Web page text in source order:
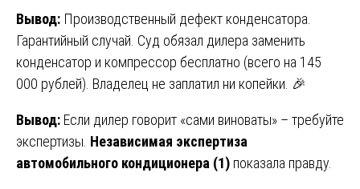
Вывод: Производственный дефект конденсатора.
Гарантийный случай. Суд обязал дилера заменить
конденсатор и компрессор бесплатно (всего на 145
000 рублей). Владелец не заплатил ни копейки. 🎉
Вывод: Если дилер говорит «сами виноваты» – требуйте
экспертизы. Независимая экспертиза
автомобильного кондиционера (1) показала правду.